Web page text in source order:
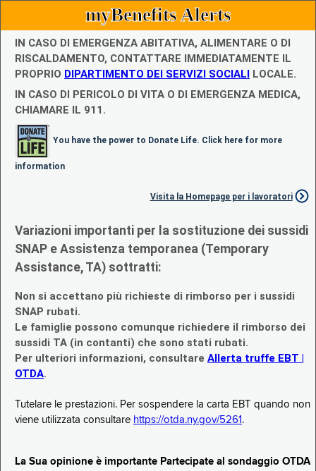
myBenefits Alerts
IN CASO DI EMERGENZA ABITATIVA, ALIMENTARE O DI
RISCALDAMENTO, CONTATTARE IMMEDIATAMENTE IL
PROPRIO DIPARTIMENTO DEI SERVIZI SOCIALI LOCALE.
IN CASO DI PERICOLO DI VITA O DI EMERGENZA MEDICA,
CHIAMARE IL 911.
You have the power to Donate Life. Click here for more
information
Visita la Homepage per i lavoratori
Variazioni importanti per la sostituzione dei sussidi
SNAP e Assistenza temporanea (Temporary
Assistance, TA) sottratti:
Non si accettano più richieste di rimborso per i sussidi
SNAP rubati.
Le famiglie possono comunque richiedere il rimborso dei
sussidi TA (in contanti) che sono stati rubati.
Per ulteriori informazioni, consultare Allerta truffe EBT |
OTDA.
Tutelare le prestazioni. Per sospendere la carta EBT quando non
viene utilizzata consultare https://otda.ny.gov/5261 .
La Sua opinione è importante Partecipate al sondaggio OTDA